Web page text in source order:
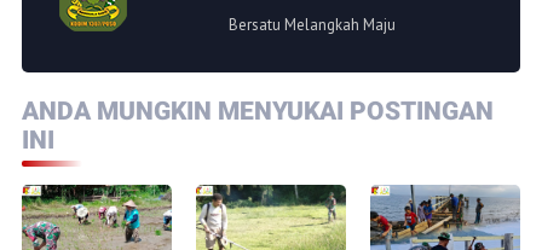
Bersatu Melangkah Maju
ANDA MUNGKIN MENYUKAI POSTINGAN
INI